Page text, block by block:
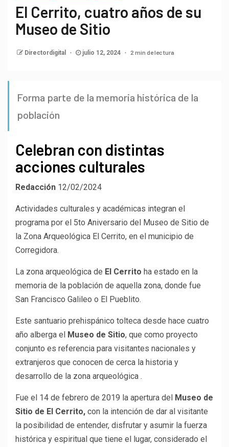
El Cerrito, cuatro años de su
Museo de Sitio
Directordigital julio 12, 2024 2 min de lectura
Forma parte de la memoria histórica de la
población
Celebran con distintas
acciones culturales
Redacción 12/02/2024
Actividades culturales y académicas integran el
programa por el 5to Aniversario del Museo de Sitio de
la Zona Arqueológica El Cerrito, en el municipio de
Corregidora.
La zona arqueológica de El Cerrito ha estado en la
memoria de la población de aquella zona, donde fue
San Francisco Galileo o El Pueblito.
Este santuario prehispánico tolteca desde hace cuatro
año alberga el Museo de Sitio, que como proyecto
conjunto es referencia para visitantes nacionales y
extranjeros que conocen de cerca la historia y
desarrollo de la zona arqueológica .
Fue el 14 de febrero de 2019 la apertura del Museo de
Sitio de El Cerrito, con la intención de dar al visitante
la posibilidad de entender, disfrutar y asumir la fuerza
histórica y espiritual que tiene el lugar, considerado el